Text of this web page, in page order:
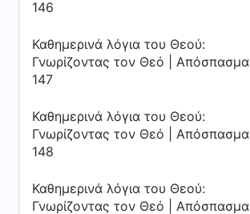
146
Καθημερινά λόγια του Θεού:
Γνωρίζοντας τον Θεό | Απόσπασμα
147
Καθημερινά λόγια του Θεού:
Γνωρίζοντας τον Θεό | Απόσπασμα
148
Καθημερινά λόγια του Θεού:
Γνωρίζοντας τον Θεό | Απόσπασμα